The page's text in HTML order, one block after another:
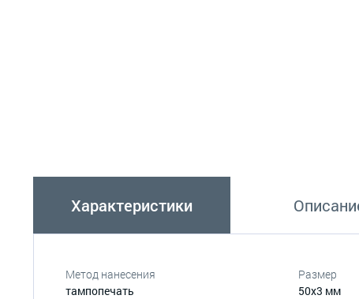
Характеристики
Метод нанесения
тампопечать
Размер
50х3 мм